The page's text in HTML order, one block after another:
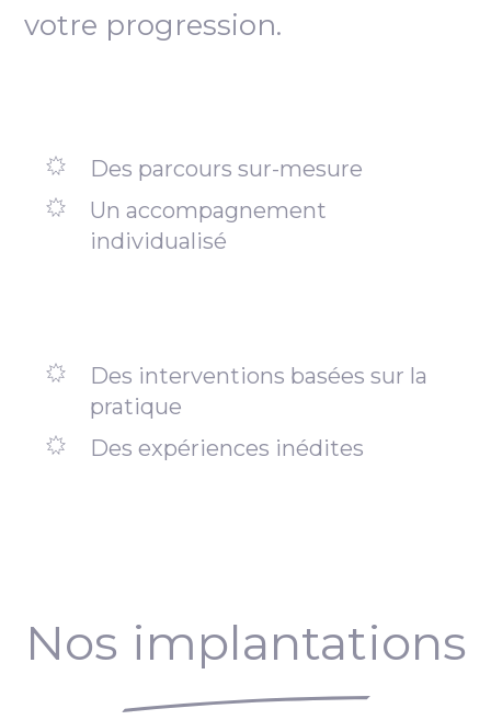
votre progression.
Des parcours sur-mesure
Un accompagnement
individualisé
Des interventions basées sur la
pratique
Des expériences inédites
Nos implantations